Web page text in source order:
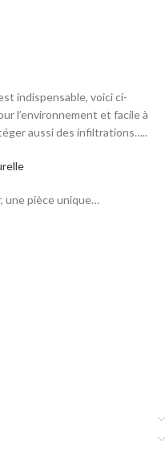
indispensable, voici ci-
l’environnement et facile à
aussi des infiltrations…..
une pièce unique…